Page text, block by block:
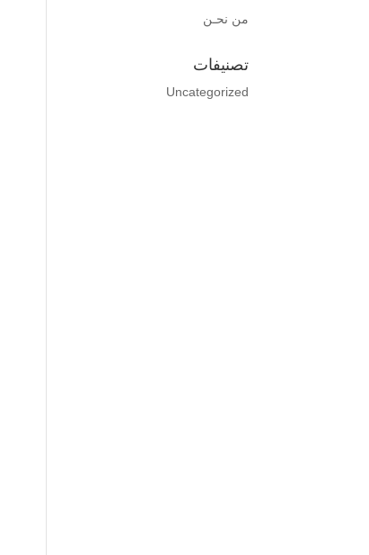
من نحـن
تصنيفات
Uncategorized